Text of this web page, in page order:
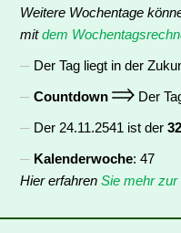
Weitere Wochentage
mitdem
Der Tag liegt in der
Countdown
Der
Der 24.11.2541 ist der
Kalenderwoche: 47
Hier erfahren Sie mehr zur